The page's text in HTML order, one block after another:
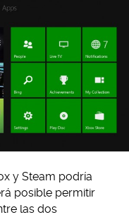
y Steam podría
posible permitir
las dos